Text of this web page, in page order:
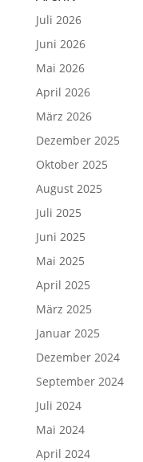
Juli 2026
Juni 2026
Mai 2026
April 2026
März 2026
Dezember 2025
Oktober 2025
August 2025
Juli 2025
Juni 2025
Mai 2025
April 2025
März 2025
Januar 2025
Dezember 2024
September 2024
Juli 2024
Mai 2024
April 2024